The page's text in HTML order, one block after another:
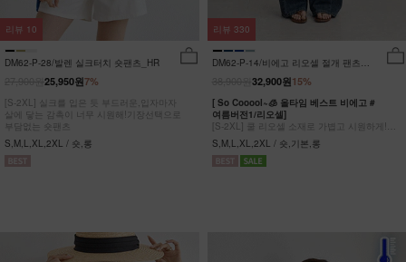
DM62-P-28/발렌 실크터치 숏팬츠_HR
7%
25,950원
[S-2XL] 실크를 입은 듯 부드러운,입자마자
살에 닿는 감촉이 너무 시원해!기장선택으로
부담없는 숏팬츠
S,M,L,XL,2XL / 숏,롱
리뷰 10
DM62-P-14/비에고 리오셀 절개 팬츠
15%
32,900원
[ So Cooool~🧊 올타임 베스트 비에고 #
여름버전1/리오셀]
[S-2XL] 쿨 리오셀 소재로 가볍고 시원하게!
사이드 절개 쿨링 데님팬츠
S,M,L,XL,2XL / 숏,기본,롱
리뷰 330